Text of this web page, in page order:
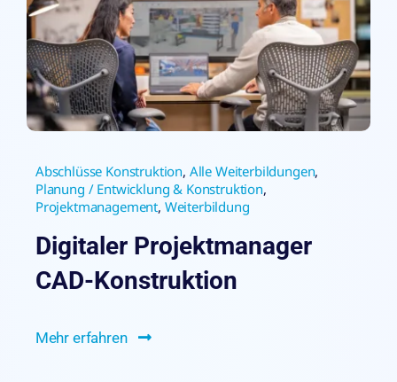
Abschlüsse Konstruktion, Alle Weiterbildungen,
Planung / Entwicklung & Konstruktion,
Projektmanagement, Weiterbildung
Digitaler Projektmanager
CAD-Konstruktion
Mehr erfahren